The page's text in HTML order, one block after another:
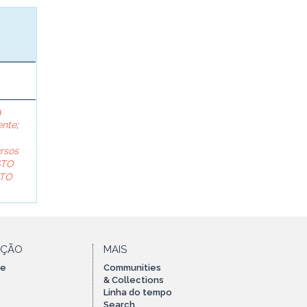
;
MAIS
Communities
& Collections
Linha do tempo
Search